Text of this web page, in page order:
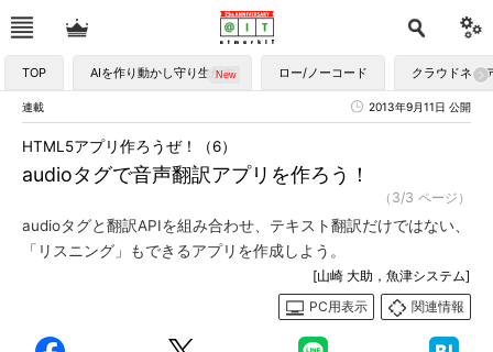
TOP AIを作り動かし守り生かす ロー/ノーコード クラウドネイ
連載 2013年9月11日 公開
audioタグで音声翻訳アプリを作ろう！
HTML5アプリ作ろうぜ！（6）
（3/3 ページ）
audioタグと翻訳APIを組み合わせ、テキスト翻訳だけではない、
「リスニング」もできるアプリを作成しよう。
[山崎 大助，魚津システム]
PC用表示
関連情報